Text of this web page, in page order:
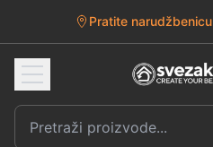
Pratite narudžbenicu